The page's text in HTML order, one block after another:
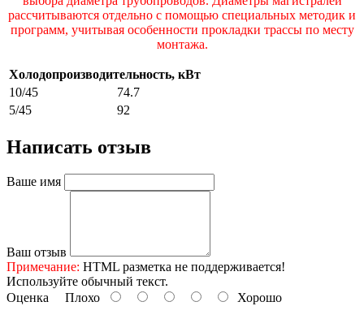
рассчитываются отдельно с помощью специальных методик и
программ, учитывая особенности прокладки трассы по месту
монтажа.
Холодопроизводительность, кВт
10/45
74.7
5/45
92
Написать отзыв
Ваше имя
Ваш отзыв
Примечание: HTML разметка не поддерживается!
Используйте обычный текст.
Оценка Плохо Хорошо